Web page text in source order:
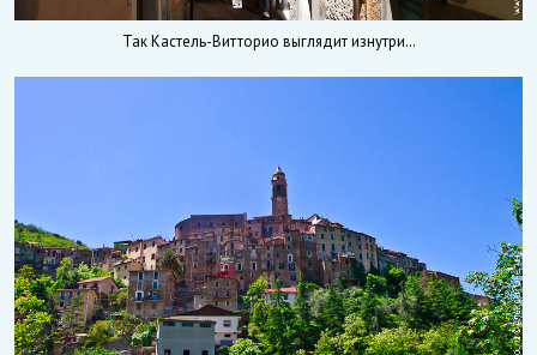
Так Кастель-Витторио выглядит изнутри…